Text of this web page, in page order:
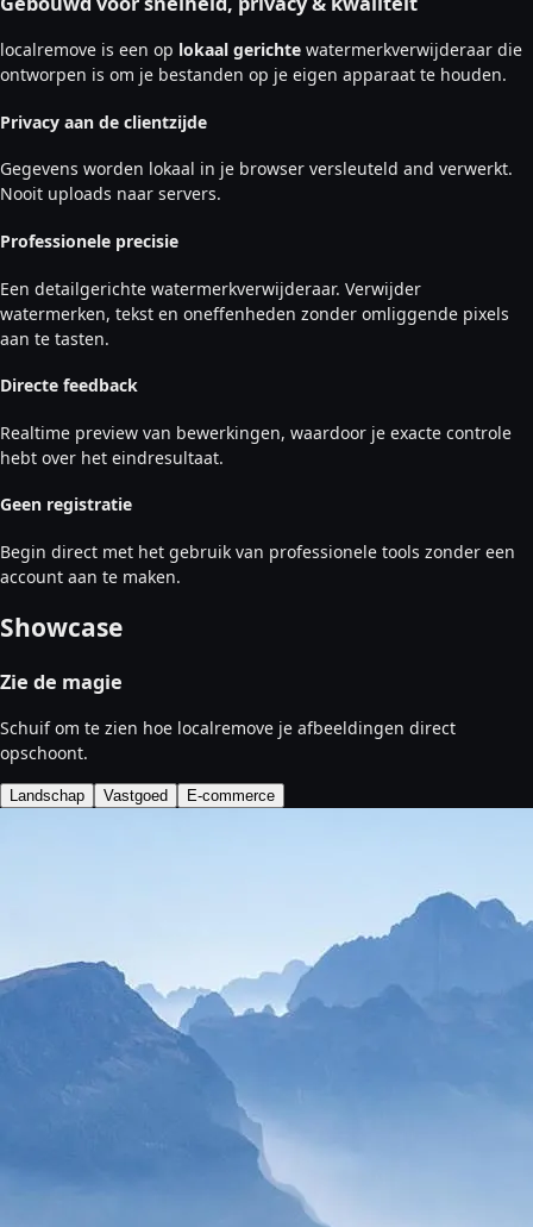
localremove is een op lokaal gerichte watermerkverwijderaar die
ontworpen is om je bestanden op je eigen apparaat te houden.
Privacy aan de clientzijde
Gegevens worden lokaal in je browser versleuteld and verwerkt.
Nooit uploads naar servers.
Professionele precisie
Een detailgerichte watermerkverwijderaar. Verwijder
watermerken, tekst en oneffenheden zonder omliggende pixels
aan te tasten.
Directe feedback
Realtime preview van bewerkingen, waardoor je exacte controle
hebt over het eindresultaat.
Geen registratie
Begin direct met het gebruik van professionele tools zonder een
account aan te maken.
Showcase
Zie de magie
Schuif om te zien hoe localremove je afbeeldingen direct
opschoont.
Landschap Vastgoed E-commerce